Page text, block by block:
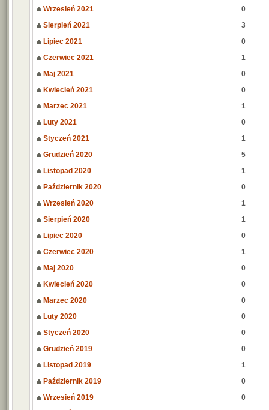
Wrzesień 2021
0
Sierpień 2021
3
Lipiec 2021
0
Czerwiec 2021
1
Maj 2021
0
Kwiecień 2021
0
Marzec 2021
1
Luty 2021
0
Styczeń 2021
1
Grudzień 2020
5
Listopad 2020
1
Październik 2020
0
Wrzesień 2020
1
Sierpień 2020
1
Lipiec 2020
0
Czerwiec 2020
1
Maj 2020
0
Kwiecień 2020
0
Marzec 2020
0
Luty 2020
0
Styczeń 2020
0
Grudzień 2019
0
Listopad 2019
1
Październik 2019
0
Wrzesień 2019
0